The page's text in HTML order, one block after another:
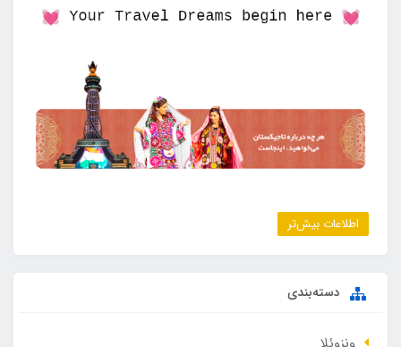
اطلاعات بیش‌تر
دسته‌بندی